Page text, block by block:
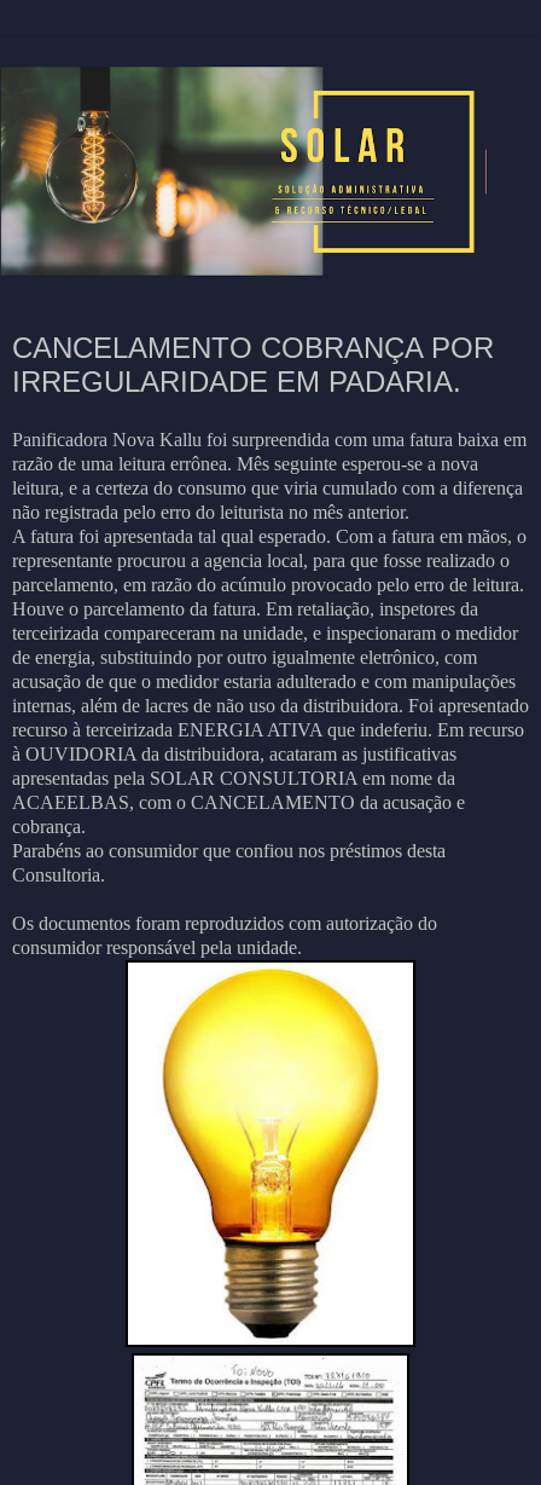
CANCELAMENTO COBRANÇA POR
IRREGULARIDADE EM PADARIA.
Panificadora Nova Kallu foi surpreendida com uma fatura baixa em
razão de uma leitura errônea. Mês seguinte esperou-se a nova
leitura, e a certeza do consumo que viria cumulado com a diferença
não registrada pelo erro do leiturista no mês anterior.
A fatura foi apresentada tal qual esperado. Com a fatura em mãos, o
representante procurou a agencia local, para que fosse realizado o
parcelamento, em razão do acúmulo provocado pelo erro de leitura.
Houve o parcelamento da fatura. Em retaliação, inspetores da
terceirizada compareceram na unidade, e inspecionaram o medidor
de energia, substituindo por outro igualmente eletrônico, com
acusação de que o medidor estaria adulterado e com manipulações
internas, além de lacres de não uso da distribuidora. Foi apresentado
recurso à terceirizada ENERGIA ATIVA que indeferiu. Em recurso
à OUVIDORIA da distribuidora, acataram as justificativas
apresentadas pela SOLAR CONSULTORIA em nome da
ACAEELBAS, com o CANCELAMENTO da acusação e
cobrança.
Parabéns ao consumidor que confiou nos préstimos desta
Consultoria.
Os documentos foram reproduzidos com autorização do
consumidor responsável pela unidade.